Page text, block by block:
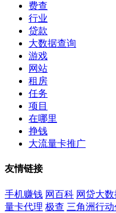
费查
行业
贷款
大数据查询
游戏
网站
租房
任务
项目
在哪里
挣钱
大流量卡推广
友情链接
手机赚钱 网百科 网贷大
量卡代理 极查 三角洲行